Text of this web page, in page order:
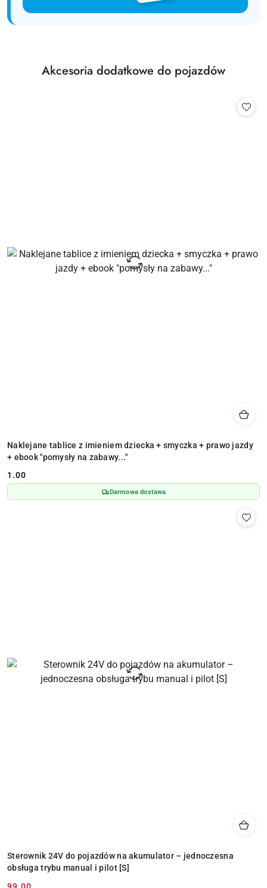
Pomiń karuzelę produktów
Produkty
Akcesoria dodatkowe do pojazdów
Naklejane tablice z imieniem dziecka + smyczka + prawo jazdy
+ ebook "pomysły na zabawy..."
Cena:
1.00
Darmowa dostawa
Sterownik 24V do pojazdów na akumulator – jednoczesna
obsługa trybu manual i pilot [S]
99.00